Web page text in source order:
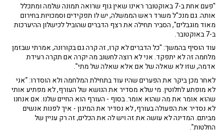
"פעם אחת ב-7 באוקטובר ראינו שאין גוף שרואה תמונה שלמה ומתכלל
אותה. גם מנכ"ל משרד ראש הממשלה, יש לו תפקידים וסמכויות בחירום
מאוד מוגבלים", הסביר תחילה את רצף הדברים שהוביל לכישלון ההיערכות
ב-7 באוקטובר.
עוד הוסיף בהמשך: "כל הדברים לא קרו, זה קרה גם בקורונה, אמרתי שבזמן
מלחמה זה לא יתפקד. אני לא רוצה לחשוב מה יקרה אם תקרה רעידת
אדמה, שזו לא שאלה של אם אלא שאלה של מתי".
לאחר מכן ביקר את הפערים שהיו עוד בתחילת המלחמה ולא הוסדרו: "אני
לא מופתע לחלוטין. מי שלא מסדיר את הנושא של העורף, לא מפתיע אותי
שהוא אומר את מה שהוא אומר. בסוף - העורף הוא החיים שלנו. אם אנחנו
לא נסדיר את הפעולה בעורף, לא נסדיר את המיגון - איך לפנות אנשים
מביתם. המדינה לא עושה את זה ויש לה את הכלים, זה רק עניין של
החלטות".